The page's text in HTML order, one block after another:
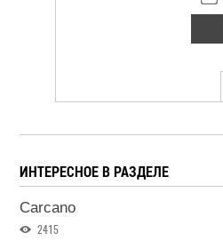
ИНТЕРЕСНОЕ В РАЗДЕЛЕ
Carcano
2415